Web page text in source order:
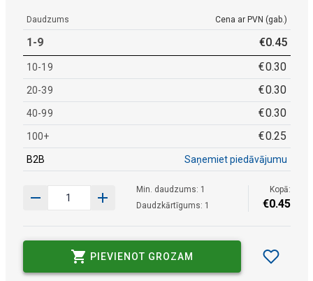
Daudzums Cena ar PVN (gab.)
1-9 €0.45
10-19 €0.30
20-39 €0.30
40-99 €0.30
100+ €0.25
B2B Saņemiet piedāvājumu
Min. daudzums: 1
Daudzkārtīgums: 1
Kopā:
€0.45
PIEVIENOT GROZAM